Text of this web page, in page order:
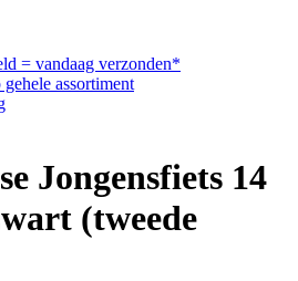
= vandaag verzonden*
assortiment
Jongensfiets 14
(tweede